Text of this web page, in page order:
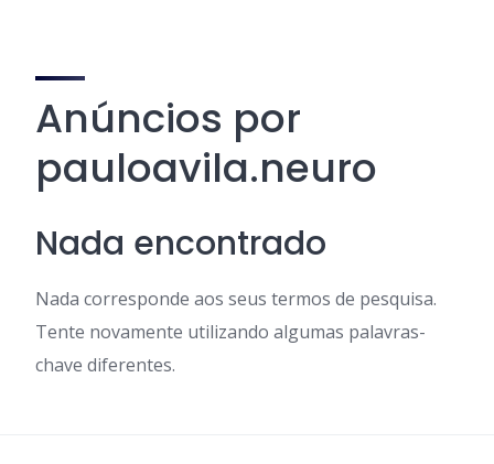
Anúncios por
pauloavila.neuro
Nada encontrado
Nada corresponde aos seus termos de pesquisa.
Tente novamente utilizando algumas palavras-
chave diferentes.